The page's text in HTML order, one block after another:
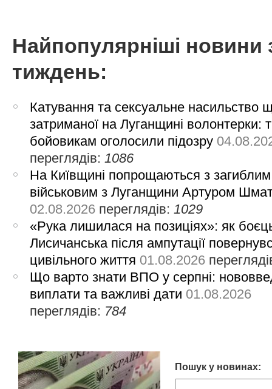
Найпопулярніші новини
тиждень:
Катування та сексуальне насильство
затриманої на Луганщині волонтерки:
бойовикам оголосили підозру
переглядів: 1086
На Київщині попрощаються з загиблим
військовим з Луганщини Артуром
02.08.2026 переглядів: 1029
«Рука лишилася на позиціях»: як
Лисичанська після ампутації
цивільного життя 01.08.2026
Що варто знати ВПО у серпні:
виплати та важливі дати 01.08.2026
переглядів: 784
Пошук у новинах: